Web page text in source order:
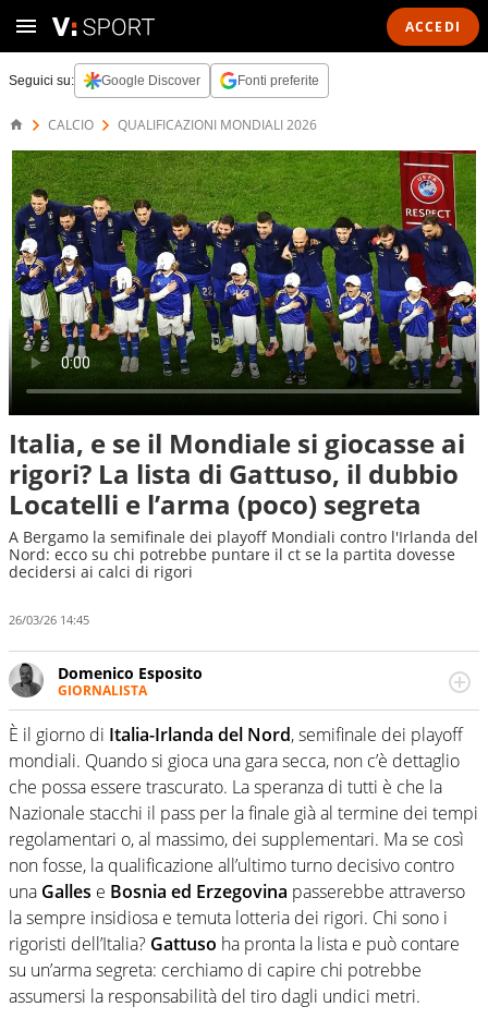
ACCEDI
Seguici su: Google Discover Fonti preferite
CALCIO QUALIFICAZIONI MONDIALI 2026
Italia, e se il Mondiale si giocasse ai
rigori? La lista di Gattuso, il dubbio
Locatelli e l’arma (poco) segreta
A Bergamo la semifinale dei playoff Mondiali contro l'Irlanda del
Nord: ecco su chi potrebbe puntare il ct se la partita dovesse
decidersi ai calci di rigori
26/03/26 14:45
Domenico Esposito
GIORNALISTA
Da vent’anni in campo e sul campo per vivere ogni evento
in tutte le sue sfaccettature. Passione smisurata per il
calcio e per la sfera di cuoio. Il pallone è una cosa
serissima, guai a dirgli di no
È il giorno di Italia-Irlanda del Nord, semifinale dei playoff
mondiali. Quando si gioca una gara secca, non c’è dettaglio
che possa essere trascurato. La speranza di tutti è che la
Nazionale stacchi il pass per la finale già al termine dei tempi
regolamentari o, al massimo, dei supplementari. Ma se così
non fosse, la qualificazione all’ultimo turno decisivo contro
una Galles e Bosnia ed Erzegovina passerebbe attraverso
la sempre insidiosa e temuta lotteria dei rigori. Chi sono i
rigoristi dell’Italia? Gattuso ha pronta la lista e può contare
su un’arma segreta: cerchiamo di capire chi potrebbe
assumersi la responsabilità del tiro dagli undici metri.